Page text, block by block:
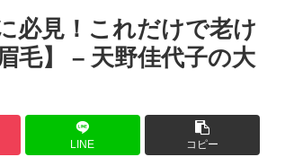
必見！これだけで老け
毛】 – 天野佳代子の大
LINE コピー